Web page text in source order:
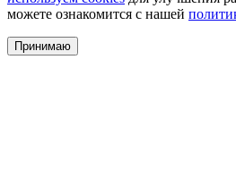
можете ознакомится с нашей
Принимаю